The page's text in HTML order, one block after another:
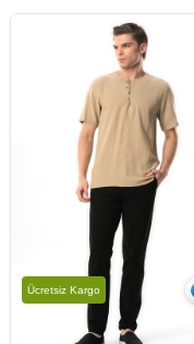
Ücretsiz Kargo